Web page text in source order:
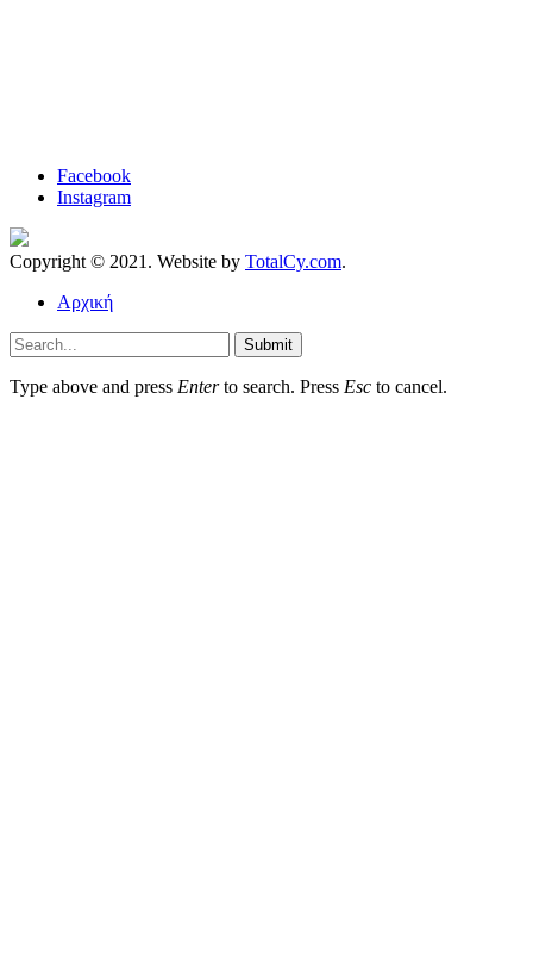
Facebook
Instagram
Copyright © 2021. Website by TotalCy.com.
Αρχική
Submit
Type above and press Enterto search. Press Esc to cancel.